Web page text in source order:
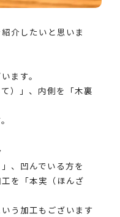
介したいと思いま
ます。
）」、内側を「木裏
、凹んでいる方を
を「本実（ほんざ
う加工もございます